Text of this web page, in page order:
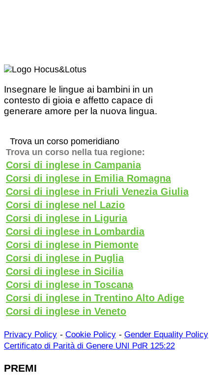
Insegnare le lingue ai bambini in un
contesto di gioia e affetto capace di
generare amore per la nuova lingua.
Trova un corso pomeridiano
Trova un corso nella tua regione:
Corsi di inglese in Campania
Corsi di inglese in Emilia Romagna
Corsi di inglese in Friuli Venezia Giulia
Corsi di inglese nel Lazio
Corsi di inglese in Liguria
Corsi di inglese in Lombardia
Corsi di inglese in Piemonte
Corsi di inglese in Puglia
Corsi di inglese in Sicilia
Corsi di inglese in Toscana
Corsi di inglese in Trentino Alto Adige
Corsi di inglese in Veneto
Privacy Policy - Cookie Policy - Gender Equality Policy
Certificato di Parità di Genere UNI PdR 125:22
PREMI